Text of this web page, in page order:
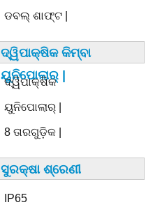
ଡବଲ୍ ଶାଫ୍ଟ |
ଦ୍ୱିପାକ୍ଷିକ କିମ୍ବା
ୟୁନିପୋଲାର୍ |
ଦ୍ୱିପାକ୍ଷିକ
ୟୁନିପୋଲାର୍ |
8 ତାରଗୁଡ଼ିକ |
ସୁରକ୍ଷା ଶ୍ରେଣୀ
IP65
20-50
50-100
100-250
250-500
> 500